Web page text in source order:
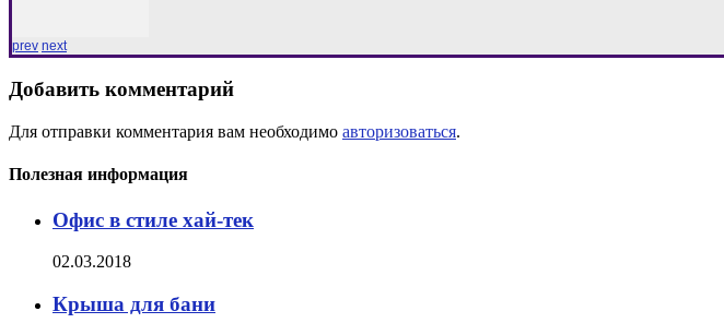
prev next
Добавить комментарий
Для отправки комментария вам необходимо авторизоваться.
Полезная информация
Офис в стиле хай-тек
02.03.2018
Крыша для бани